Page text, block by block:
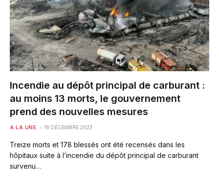
Incendie au dépôt principal de carburant :
au moins 13 morts, le gouvernement
prend des nouvelles mesures
A LA UNE 18 DÉCEMBRE 2023
Treize morts et 178 blessés ont été recensés dans les
hôpitaux suite à l’incendie du dépôt principal de carburant
survenu…